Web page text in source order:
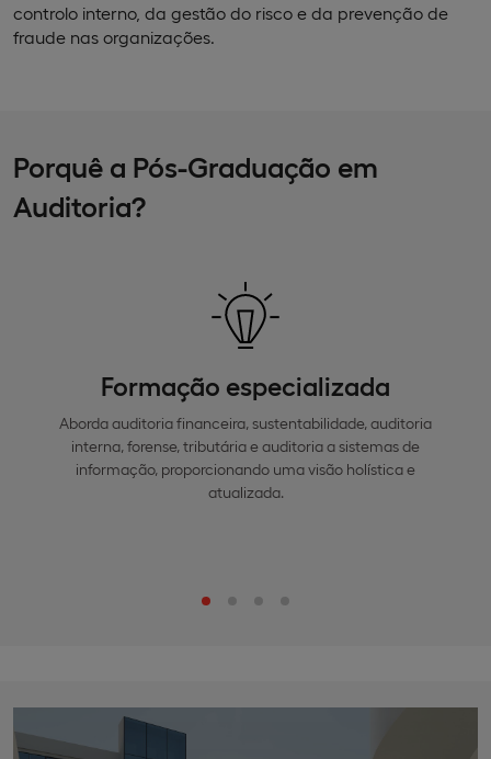
controlo interno, da gestão do risco e da prevenção de
fraude nas organizações.
Porquê a Pós-Graduação em
Auditoria?
Formação especializada
Aborda auditoria financeira, sustentabilidade, auditoria
interna, forense, tributária e auditoria a sistemas de
informação, proporcionando uma visão holística e
atualizada.